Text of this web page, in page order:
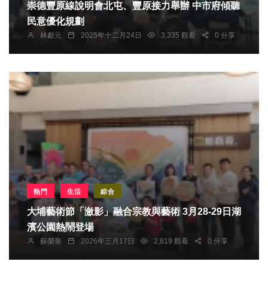
崇德豐原線說明會北屯、豐原接力舉辦 中市府傾聽
民意優化規劃
林獻元 2025年十二月24日 3,335 觀看 0 分享
熱門 生活 綜合
大埔藝術節「瀲影」融合宗教與藝術 3月28-29日湖
濱公園熱鬧登場
蘇榮泉 2026年三月17日 2,819 觀看 0 分享